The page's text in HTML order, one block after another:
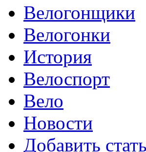
Велогонщики
Велогонки
История
Велоспорт
Вело
Новости
Добавить